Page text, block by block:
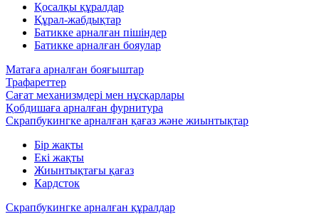
Қосалқы құралдар
Құрал-жабдықтар
Батикке арналған пішіндер
Батикке арналған бояулар
Матаға арналған бояғыштар
Трафареттер
Сағат механизмдері мен нұсқарлары
Қобдишаға арналған фурнитура
Скрапбукингке арналған қағаз және жиынтықтар
Бір жақты
Екі жақты
Жиынтықтағы қағаз
Кардсток
Скрапбукингке арналған құралдар